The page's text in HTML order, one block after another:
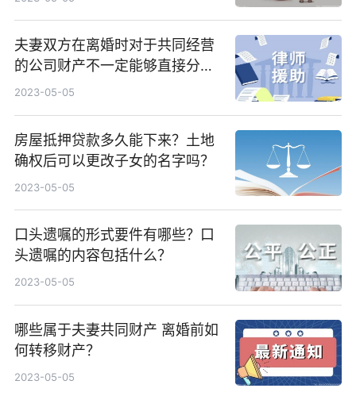
夫妻双方在离婚时对于共同经营
的公司财产不一定能够直接分割
吗？夫妻进行公司共同债务如何
2023-05-05
房屋抵押贷款多久能下来？土地
确权后可以更改子女的名字吗？
2023-05-05
口头遗嘱的形式要件有哪些？口
头遗嘱的内容包括什么？
2023-05-05
哪些属于夫妻共同财产 离婚前如
何转移财产？
2023-05-05